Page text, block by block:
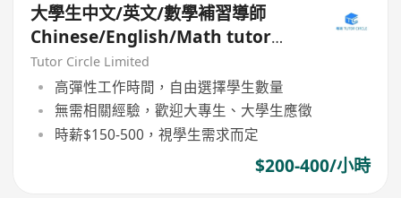
大學生中文/英文/數學補習導師
Chinese/English/Math tutor
(Part Time/Freelancer)
Tutor Circle Limited
高彈性工作時間，自由選擇學生數量
無需相關經驗，歡迎大專生、大學生應徵
時薪$150-500，視學生需求而定
$200-400/小時